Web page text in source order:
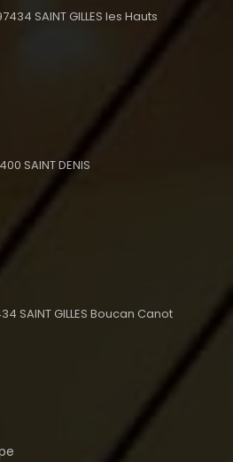
SAINT GILLES les Hauts
SAINT DENIS
SAINT GILLES Boucan Canot